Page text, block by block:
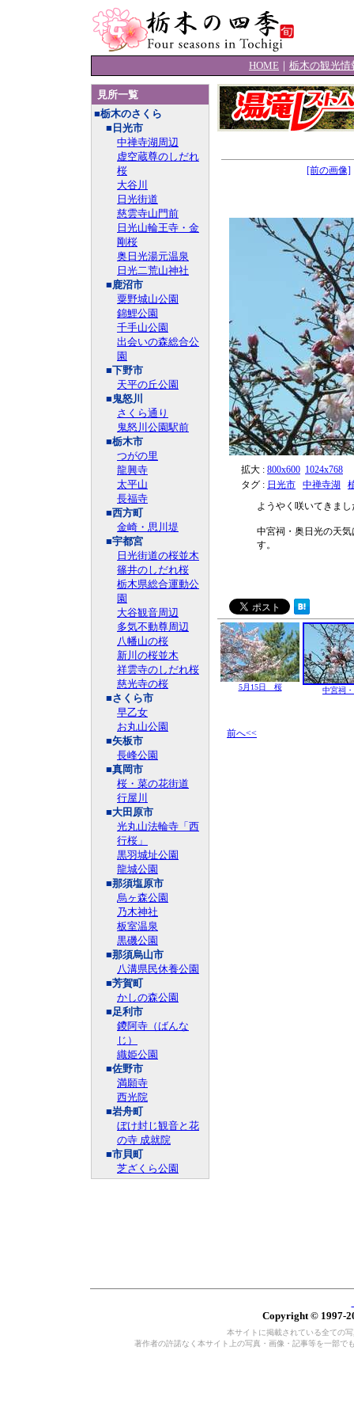
HOME ｜ 栃木の観光情
見所一覧
■栃木のさくら
■日光市
中禅寺湖周辺
虚空蔵尊のしだれ
桜
大谷川
日光街道
慈雲寺山門前
日光山輪王寺・金
剛桜
奥日光湯元温泉
日光二荒山神社
■鹿沼市
粟野城山公園
錦鯉公園
千手山公園
出会いの森総合公
園
■下野市
天平の丘公園
■鬼怒川
さくら通り
鬼怒川公園駅前
■栃木市
つがの里
龍興寺
太平山
長福寺
■西方町
金崎・思川堤
■宇都宮
日光街道の桜並木
篠井のしだれ桜
栃木県総合運動公
園
大谷観音周辺
多気不動尊周辺
八幡山の桜
新川の桜並木
祥雲寺のしだれ桜
慈光寺の桜
■さくら市
早乙女
お丸山公園
■矢板市
長峰公園
■真岡市
桜・菜の花街道
行屋川
■大田原市
光丸山法輪寺「西
行桜」
黒羽城址公園
龍城公園
■那須塩原市
烏ヶ森公園
乃木神社
板室温泉
黒磯公園
■那須烏山市
八溝県民休養公園
■芳賀町
かしの森公園
■足利市
鑁阿寺（ばんな
じ）
織姫公園
■佐野市
満願寺
西光院
■岩舟町
ぼけ封じ観音と花
の寺 成就院
■市貝町
芝ざくら公園
[前の画像]
拡大 : 800x600 1024x768
タグ : 日光市 中禅寺湖
ようやく咲いてきま
中宮祠・奥日光の天
す。
5月15日 桜 中宮祠
前へ<<
Copyright © 1997-
本サイトに掲載されている全ての
著作者の許諾なく本サイト上の写真・画像・記事等を一部で